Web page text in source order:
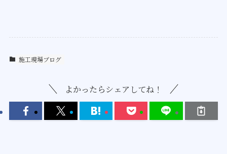
施工現場ブログ
よかったらシェアしてね！